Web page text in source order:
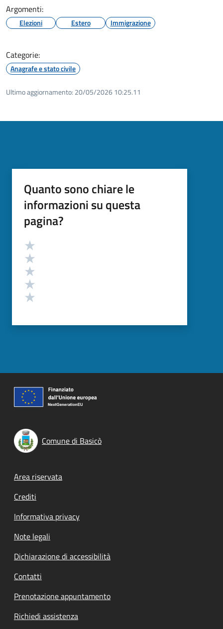
Argomenti:
Elezioni Estero Immigrazione
Categorie:
Anagrafe e stato civile
Ultimo aggiornamento: 20/05/2026 10:25.11
Quanto sono chiare le
informazioni su questa
pagina?
Valutazione
Comune di Basicò
Footer menu
Area riservata
Crediti
Informativa privacy
Note legali
Dichiarazione di accessibilità
Contatti
Prenotazione appuntamento
Richiedi assistenza